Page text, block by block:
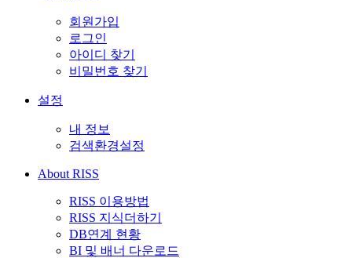
회원가입
로그인
아이디 찾기
비밀번호 찾기
설정
내 정보
검색환경설정
About RISS
RISS 이용방법
RISS 지식더하기
DB연계 현황
BI 및 배너 다운로드